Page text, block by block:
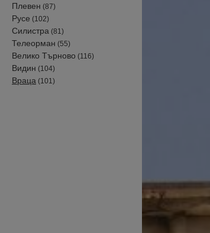
Плевен (87)
Русе (102)
Силистра (81)
Телеорман (55)
Велико Търново (116)
Видин (104)
Враца (101)